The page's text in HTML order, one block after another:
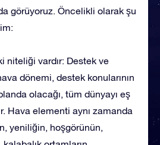
görüyoruz. Öncelikli olarak şu
niteliği vardır: Destek ve
dönemi, destek konularının
olacağı, tüm dünyayı eş
Hava elementi aynı zamanda
yeniliğin, hoşgörünün,